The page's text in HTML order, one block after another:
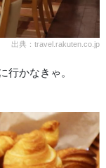
出典：travel.rakuten.co.jp
行かなきゃ。